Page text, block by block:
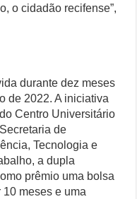
o cidadão recifense”,
durante dez meses
de 2022. A iniciativa
Centro Universitário
de
Tecnologia e
a dupla
prêmio uma bolsa
meses e uma